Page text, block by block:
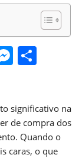
significativo na
de compra dos
Quando o
caras, o que